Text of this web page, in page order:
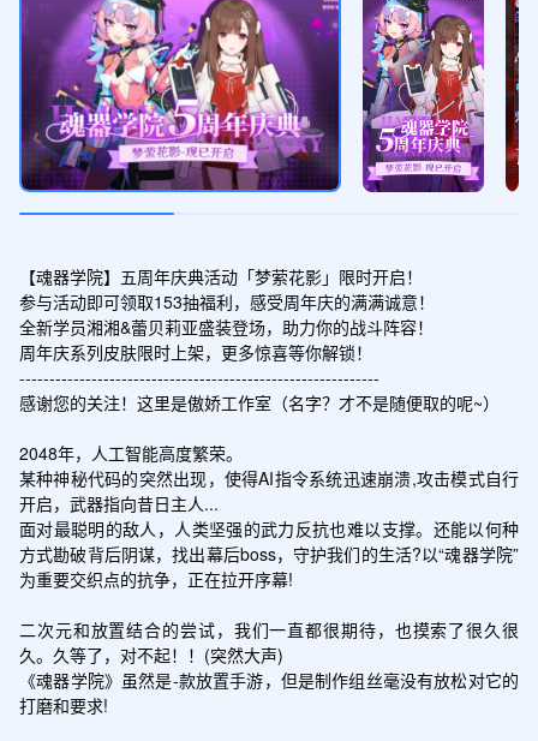
【魂器学院】五周年庆典活动「梦萦花影」限时开启！
参与活动即可领取153抽福利，感受周年庆的满满诚意！
全新学员湘湘&蕾贝莉亚盛装登场，助力你的战斗阵容！
周年庆系列皮肤限时上架，更多惊喜等你解锁！
------------------------------------------------------------
感谢您的关注！这里是傲娇工作室（名字？才不是随便取的呢~）
2048年，人工智能高度繁荣。
某种神秘代码的突然出现，使得AI指令系统迅速崩溃,攻击模式自行
开启，武器指向昔日主人...
面对最聪明的敌人，人类坚强的武力反抗也难以支撑。还能以何种
方式勘破背后阴谋，找出幕后boss，守护我们的生活?以“魂器学院”
为重要交织点的抗争，正在拉开序幕!
二次元和放置结合的尝试，我们一直都很期待，也摸索了很久很
久。久等了，对不起！！(突然大声)
《魂器学院》虽然是-款放置手游，但是制作组丝毫没有放松对它的
打磨和要求!